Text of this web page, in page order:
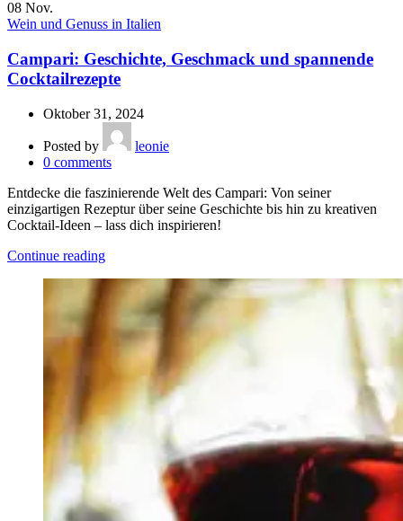
08 Nov.
Wein und Genuss in Italien
Campari: Geschichte, Geschmack und spannende
Cocktailrezepte
Oktober 31, 2024
Posted by
leonie
0 comments
Entdecke die faszinierende Welt des Campari: Von seiner
einzigartigen Rezeptur über seine Geschichte bis hin zu kreativen
Cocktail-Ideen – lass dich inspirieren!
Continue reading